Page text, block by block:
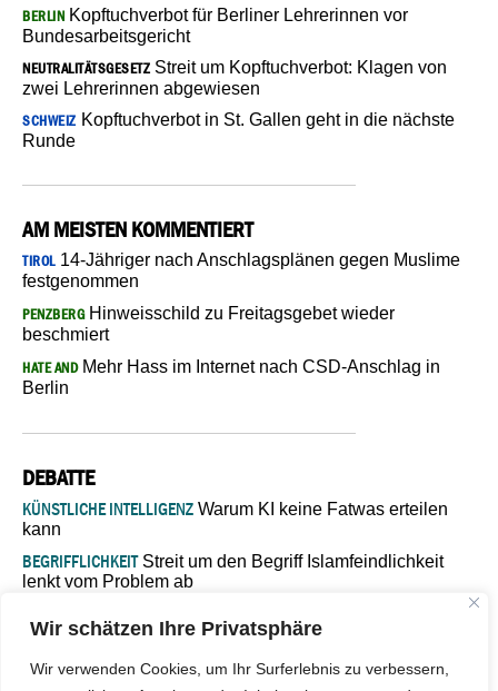
Wir schätzen Ihre Privatsphäre
Wir verwenden Cookies, um Ihr Surferlebnis zu verbessern,
BERLIN Kopftuchverbot für Berliner Lehrerinnen vor
Bundesarbeitsgericht
NEUTRALITÄTSGESETZ Streit um Kopftuchverbot: Klagen von
zwei Lehrerinnen abgewiesen
SCHWEIZ Kopftuchverbot in St. Gallen geht in die nächste
Runde
AM MEISTEN KOMMENTIERT
TIROL14-Jähriger nach Anschlagsplänen gegen Muslime
festgenommen
PENZBERGHinweisschild zu Freitagsgebet wieder
beschmiert
HATE ANDMehr Hass im Internet nach CSD-Anschlag in
Berlin
DEBATTE
KÜNSTLICHE INTELLIGENZ Warum KI keine Fatwas erteilen
kann
BEGRIFFLICHKEITStreit um den Begriff Islamfeindlichkeit
lenkt vom Problem ab
Verantwortung bleibt“
ISLAMISCHE FAKULTÄT IN MÜNSTEREine kritische Schwelle für
die deutsche Religionspolitik